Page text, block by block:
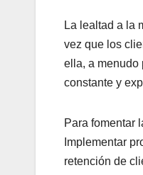
La lealtad a la
vez que los
ella, a menudo
constante y
Para fomentar
Implementar
retención de